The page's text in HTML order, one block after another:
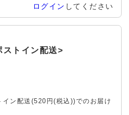
ログイン してください
トイン配送>
ン配送(520円(税込))でのお届け